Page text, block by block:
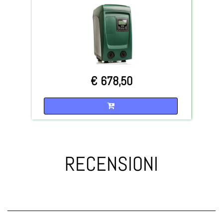
€ 678,50
RECENSIONI